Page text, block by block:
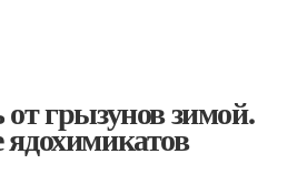
грызунов зимой.